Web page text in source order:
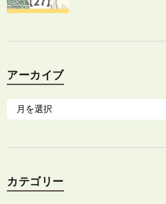
アーカイブ
カテゴリー